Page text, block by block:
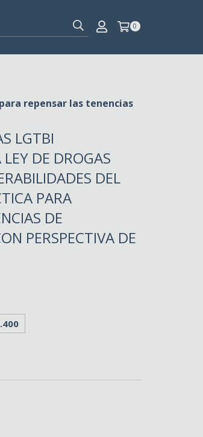
0
repensar las tenencias
LGTBI
DE DROGAS
DEL
PARA
DE
PERSPECTIVA DE